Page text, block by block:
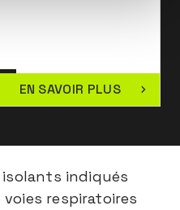
EN SAVOIR PLUS
indiqués
respiratoires